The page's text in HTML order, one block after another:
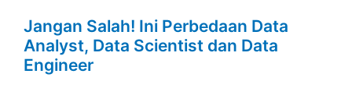
Jangan Salah! Ini Perbedaan Data
Analyst, Data Scientist dan Data
Engineer